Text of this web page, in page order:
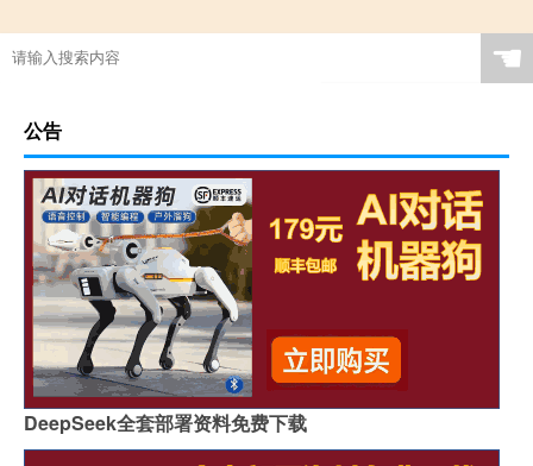
☚
公告
DeepSeek全套部署资料免费下载